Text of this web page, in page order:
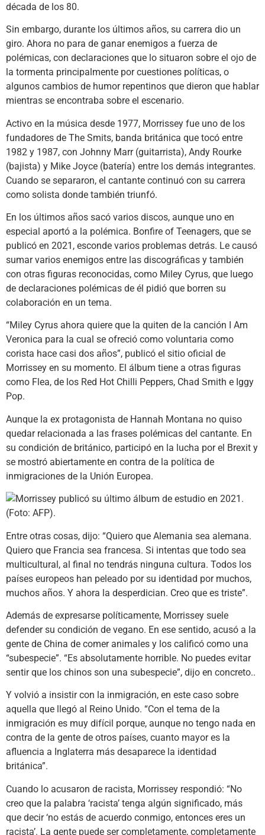
década de los 80.
Sin embargo, durante los últimos años, su carrera dio un
giro. Ahora no para de ganar enemigos a fuerza de
polémicas, con declaraciones que lo situaron sobre el ojo de
la tormenta principalmente por cuestiones políticas, o
algunos cambios de humor repentinos que dieron que hablar
mientras se encontraba sobre el escenario.
Activo en la música desde 1977, Morrissey fue uno de los
fundadores de The Smits, banda británica que tocó entre
1982 y 1987, con Johnny Marr (guitarrista), Andy Rourke
(bajista) y Mike Joyce (batería) entre los demás integrantes.
Cuando se separaron, el cantante continuó con su carrera
como solista donde también triunfó.
En los últimos años sacó varios discos, aunque uno en
especial aportó a la polémica. Bonfire of Teenagers, que se
publicó en 2021, esconde varios problemas detrás. Le causó
sumar varios enemigos entre las discográficas y también
con otras figuras reconocidas, como Miley Cyrus, que luego
de declaraciones polémicas de él pidió que borren su
colaboración en un tema.
“Miley Cyrus ahora quiere que la quiten de la canción I Am
Veronica para la cual se ofreció como voluntaria como
corista hace casi dos años”, publicó el sitio oficial de
Morrissey en su momento. El álbum tiene a otras figuras
como Flea, de los Red Hot Chilli Peppers, Chad Smith e Iggy
Pop.
Aunque la ex protagonista de Hannah Montana no quiso
quedar relacionada a las frases polémicas del cantante. En
su condición de británico, participó en la lucha por el Brexit y
se mostró abiertamente en contra de la política de
inmigraciones de la Unión Europea.
Entre otras cosas, dijo: “Quiero que Alemania sea alemana.
Quiero que Francia sea francesa. Si intentas que todo sea
multicultural, al final no tendrás ninguna cultura. Todos los
países europeos han peleado por su identidad por muchos,
muchos años. Y ahora la desperdician. Creo que es triste”.
Además de expresarse políticamente, Morrissey suele
defender su condición de vegano. En ese sentido, acusó a la
gente de China de comer animales y los calificó como una
“subespecie”. “Es absolutamente horrible. No puedes evitar
sentir que los chinos son una subespecie”, dijo en concreto..
Y volvió a insistir con la inmigración, en este caso sobre
aquella que llegó al Reino Unido. “Con el tema de la
inmigración es muy difícil porque, aunque no tengo nada en
contra de la gente de otros países, cuanto mayor es la
afluencia a Inglaterra más desaparece la identidad
británica”.
Cuando lo acusaron de racista, Morrissey respondió: “No
creo que la palabra ‘racista’ tenga algún significado, más
que decir ‘no estás de acuerdo conmigo, entonces eres un
racista’. La gente puede ser completamente, completamente